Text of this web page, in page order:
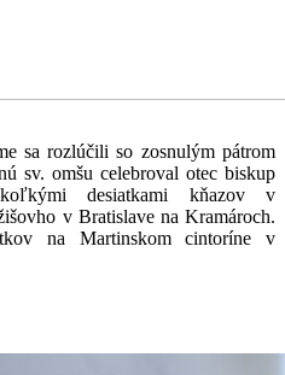
sa rozlúčili so zosnulým pátrom
sv. omšu celebroval otec biskup
desiatkami kňazov v
v Bratislave na Kramároch.
na Martinskom cintoríne v